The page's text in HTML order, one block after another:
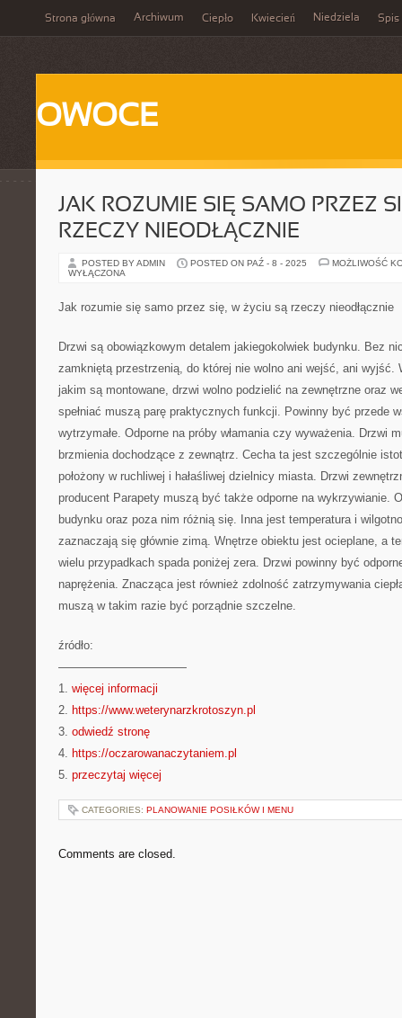
Strona główna Archiwum Ciepło Kwiecień Niedziela Spis
OWOCE
JAK ROZUMIE SIĘ SAMO PRZEZ
RZECZY NIEODŁĄCZNIE
POSTED BY ADMIN POSTED ON PAŹ - 8 - 2025
MOŻLIWOŚĆ
WYŁĄCZONA
Jak rozumie się samo przez się, w życiu są rzeczy nieodłącznie
Drzwi są obowiązkowym detalem jakiegokolwiek budynku. Bez
zamkniętą przestrzenią, do której nie wolno ani wejść, ani wyjść.
jakim są montowane, drzwi wolno podzielić na zewnętrzne oraz
spełniać muszą parę praktycznych funkcji. Powinny być przede
wytrzymałe. Odporne na próby włamania czy wyważenia. Drzwi
brzmienia dochodzące z zewnątrz. Cecha ta jest szczególnie
położony w ruchliwej i hałaśliwej dzielnicy miasta. Drzwi
producent Parapety muszą być także odporne na wykrzywianie.
budynku oraz poza nim różnią się. Inna jest temperatura i
zaznaczają się głównie zimą. Wnętrze obiektu jest ocieplane, a
wielu przypadkach spada poniżej zera. Drzwi powinny być
naprężenia. Znacząca jest również zdolność zatrzymywania
muszą w takim razie być porządnie szczelne.
źródło:
———————————
1. więcej informacji
2. https://www.weterynarzkrotoszyn.pl
3. odwiedź stronę
4. https://oczarowanaczytaniem.pl
5. przeczytaj więcej
CATEGORIES: PLANOWANIE POSIŁKÓW I MENU
Comments are closed.